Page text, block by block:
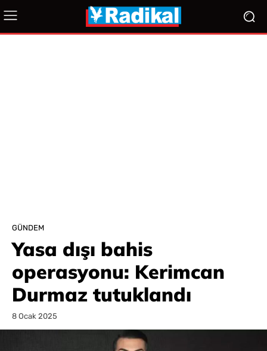
GÜNDEM
Yasa dışı bahis
operasyonu: Kerimcan
Durmaz tutuklandı
8 Ocak 2025